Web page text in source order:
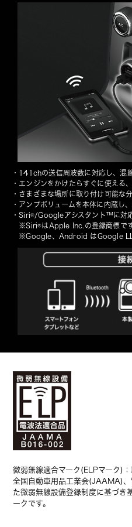
・141chの送信周波数に対応し、混
・エンジンをかけたらすぐに使える
・さまざまな場所に取り付け可能な分
・アンプボリュームを本体に内蔵し
・Siri®/Googleアシスタント™️に対
※Siri®はApple Inc.の登録商標です
※Google、Android はGoogle
微弱無線適合マーク(ELPマーク)
全国自動車用品工業会(JAAMA)
た微弱無線設備登録制度に基づき
ークです。